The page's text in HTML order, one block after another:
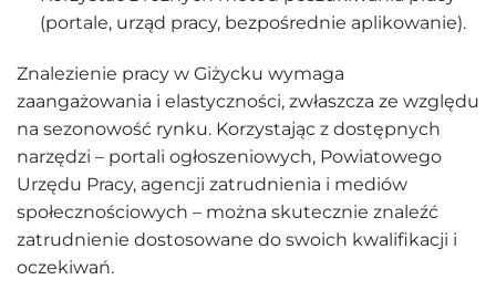
(portale, urząd pracy, bezpośrednie aplikowanie).
Znalezienie pracy w Giżycku wymaga
zaangażowania i elastyczności, zwłaszcza ze względu
na sezonowość rynku. Korzystając z dostępnych
narzędzi – portali ogłoszeniowych, Powiatowego
Urzędu Pracy, agencji zatrudnienia i mediów
społecznościowych – można skutecznie znaleźć
zatrudnienie dostosowane do swoich kwalifikacji i
oczekiwań.